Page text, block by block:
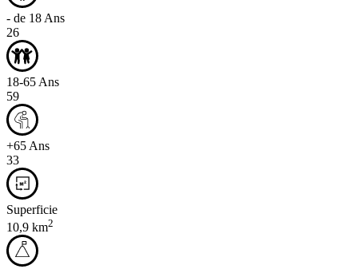
- de 18 Ans
26
18-65 Ans
59
+65 Ans
33
Superficie
10,9 km2